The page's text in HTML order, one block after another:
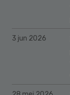
3 jun 2026